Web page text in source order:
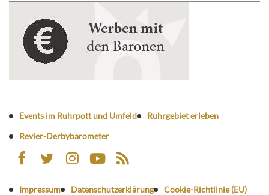
Events im Ruhrpott und Umfeld
Ruhrgebiet erleben
Revier-Derbybarometer
Impressum Datenschutzerklärung Cookie-Richtlinie (EU)